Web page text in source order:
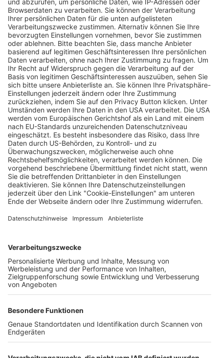
Freiburg: Der Ausbau der Rheintalbahn
nimmt Fahrt auf
Saskia Schuh 14.02.2024
Freiburger Wochenbericht
Der Wochenbericht
wurde zum 31. Juli 2026
eingestellt.